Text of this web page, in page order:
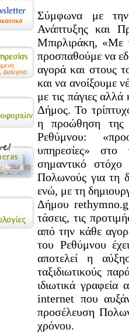
Σύμφωνα με την
Ανάπτυξης και
Μπιρλιράκη, «Με
προσπαθούμε να
αγορά και στους
και να ανοίξουμε
με τις πάγιες
Δήμος. Το
η προώθηση της
Ρεθύμνου:
υπηρεσίες» στο
σημαντικό
Πολωνούς για τη
ενώ, με τη
Δήμου
τάσεις, τις
από την κάθε
του Ρεθύμνου
αποτελεί η
ταξιδιωτικούς
ιδιωτικά
internet που
προσέλευση
χρόνου.